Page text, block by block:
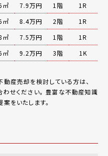
㎡ 7.9万円 1階
1R
㎡ 8.4万円 2階
1R
㎡ 7.5万円 1階
1R
㎡ 9.2万円 3階 1K
動産売却を検討している方は、
わせください。 豊富な不動産知識
をいたします。